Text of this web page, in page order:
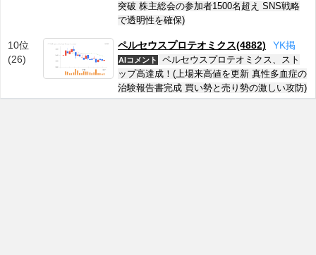
突破 株主総会の参加者1500名超え SNS戦略
で透明性を確保)
10位
(26)
ペルセウスプロテオミクス(4882) YK掲
AIコメント
ペルセウスプロテオミクス、スト
ップ高達成！(上場来高値を更新 真性多血症の
治験報告書完成 買い勢と売り勢の激しい攻防)